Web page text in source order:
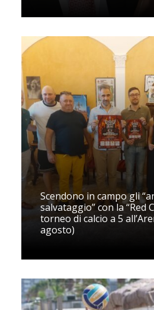
Scendono in campo gli
salvataggio” con la “Red
torneo di calcio a 5
agosto)